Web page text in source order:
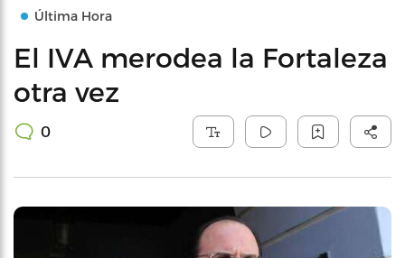
Última Hora
El IVA merodea la Fortaleza
otra vez
0